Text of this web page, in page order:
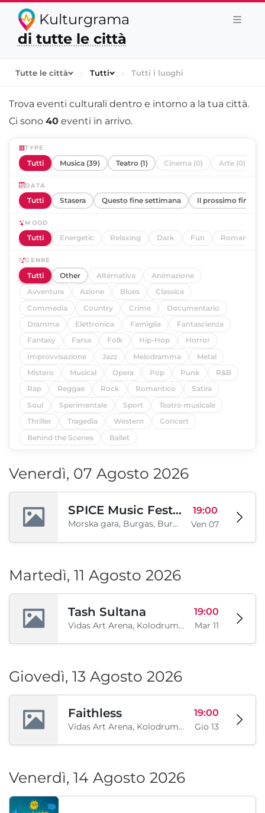
Kulturgrama
di tutte le città
Tutte le città › Tutti › Tutti i luoghi
Trova eventi culturali dentro e intorno a la tua città.
Ci sono 40 eventi in arrivo.
TYPE
Tutti Musica (39) Teatro (1) Cinema (0) Arte (0)
DATA
Tutti Stasera Questo fine settimana Il prossimo fine
MOOD
Tutti Energetic Relaxing Dark Fun Romantic
GENRE
Tutti Other Alternativa
Animazione
Avventura
Azione Blues
Classica
Commedia
Country Crime
Documentario
Dramma
Elettronica Famiglia
Fantascienza
Fantasy
Farsa Folk Hip-Hop
Horror
Improvvisazione
Jazz Melodramma
Metal
Mistero
Musical Opera Pop Punk
R&B
Rap
Reggae Rock Romantico
Satira
Soul
Sperimentale Sport
Teatro musicale
Thriller
Tragedia Western
Concert
Behind the Scenes
Ballet
Venerdì, 07 Agosto 2026
SPICE Music Festival 2026
Morska gara, Burgas, Burgas, BG
19:00
Ven 07
Martedì, 11 Agosto 2026
Tash Sultana
Vidas Art Arena, Kolodrum, Borisova gradina, Sofia, BG
19:00
Mar 11
Giovedì, 13 Agosto 2026
Faithless
Vidas Art Arena, Kolodrum, Borisova gradina, Sofia, BG
19:00
Gio 13
Venerdì, 14 Agosto 2026